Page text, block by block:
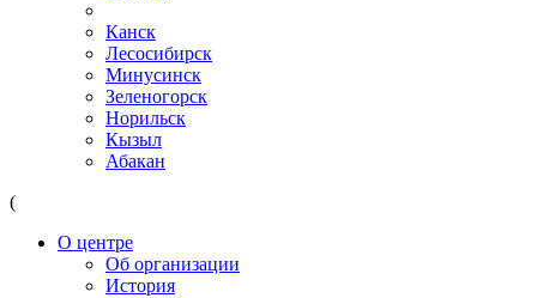
Канск
Лесосибирск
Минусинск
Зеленогорск
Норильск
Кызыл
Абакан
(
О центре
Об организации
История